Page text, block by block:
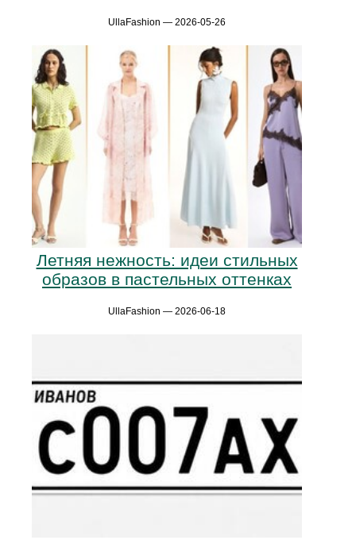
UllaFashion — 2026-05-26
Летняя нежность: идеи стильных
образов в пастельных оттенках
UllaFashion — 2026-06-18